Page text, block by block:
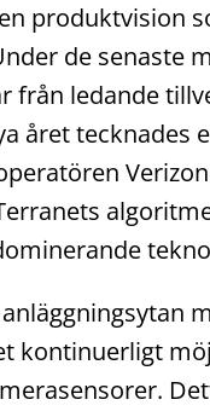
produktvision
de senaste
från ledande
året
kontinuerligt